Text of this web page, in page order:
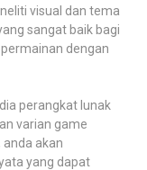
visual dan tema
sangat baik bagi
dengan
perangkat lunak
varian game
akan
yang dapat